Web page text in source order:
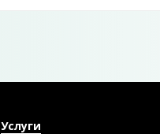
Услуги